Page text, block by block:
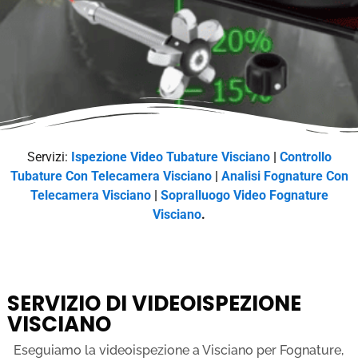
Servizi: Ispezione Video Tubature Visciano| Controllo
Tubature Con Telecamera Visciano| Analisi Fognature Con
Telecamera Visciano| Sopralluogo Video Fognature
Visciano.
SERVIZIO DI VIDEOISPEZIONE
VISCIANO
Eseguiamo la videoispezione a Visciano per Fognature,